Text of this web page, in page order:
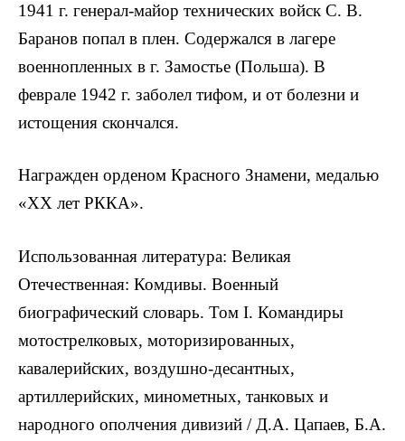
1941 г. генерал-майор технических войск С. В.
Баранов попал в плен. Содержался в лагере
военнопленных в г. Замостье (Польша). В
феврале 1942 г. заболел тифом, и от болезни и
истощения скончался.
Награжден орденом Красного Знамени, медалью
«ХХ лет РККА».
Использованная литература: Великая
Отечественная: Комдивы. Военный
биографический словарь. Том I. Командиры
мотострелковых, моторизированных,
кавалерийских, воздушно-десантных,
артиллерийских, минометных, танковых и
народного ополчения дивизий / Д.А. Цапаев, Б.А.